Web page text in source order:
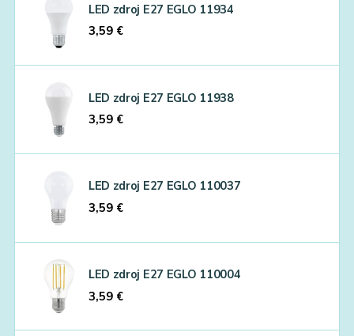
LED zdroj E27 EGLO 11934
3,59 €
LED zdroj E27 EGLO 11938
3,59 €
LED zdroj E27 EGLO 110037
3,59 €
LED zdroj E27 EGLO 110004
3,59 €